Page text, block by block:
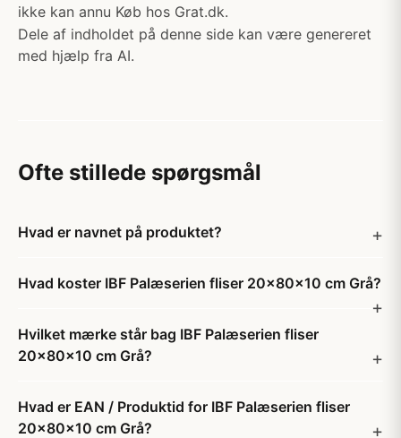
ikke kan annu Køb hos Grat.dk.
Dele af indholdet på denne side kan være genereret
med hjælp fra AI.
Ofte stillede spørgsmål
Hvad er navnet på produktet?
Hvad koster IBF Palæserien fliser 20x80x10 cm Grå?
Hvilket mærke står bag IBF Palæserien fliser
20x80x10 cm Grå?
Hvad er EAN / Produktid for IBF Palæserien fliser
20x80x10 cm Grå?